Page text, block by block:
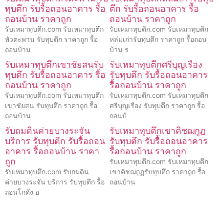
ทุบตึก รับรื้อถอนอาคาร รื้อ
ถอนบ้าน ราคาถูก
รับเหมาทุบตึก.com รับเหมาทุบตึก
หัวตะพาน รับทุบตึก ราคาถูก รื้อ
ถอนบ้าน
ตึก รับรื้อถอนอาคาร รื้อ
ถอนบ้าน ราคาถูก
รับเหมาทุบตึก.com รับเหมาทุบตึก
หล่มเก่ารับทุบตึก ราคาถูก รื้อถอน
บ้าน ร
รับเหมาทุบตึกเขาชัยสนรับ
ทุบตึก รับรื้อถอนอาคาร รื้อ
ถอนบ้าน ราคาถูก
รับเหมาทุบตึก.com รับเหมาทุบตึก
เขาชัยสน รับทุบตึก ราคาถูก รื้อ
ถอนบ้าน
รับเหมาทุบตึกศรีบุญเรือง
รับทุบตึก รับรื้อถอนอาคาร
รื้อถอนบ้าน ราคาถูก
รับเหมาทุบตึก.com รับเหมาทุบตึก
ศรีบุญเรือง รับทุบตึก ราคาถูก รื้อ
ถอนบ้
รับถมดินค่ายบางระจัน
บริการ รับทุบตึก รับรื้อถอน
อาคาร รื้อถอนบ้าน ราคา
ถูก
รับเหมาทุบตึก.com รับถมดิน
ค่ายบางระจัน บริการ รับทุบตึก รื้อ
ถอนโกดัง อ
รับเหมาทุบตึกเขาคิชฌกูฏ
รับทุบตึก รับรื้อถอนอาคาร
รื้อถอนบ้าน ราคาถูก
รับเหมาทุบตึก.com รับเหมาทุบตึก
เขาคิชฌกูฏรับทุบตึก ราคาถูก รื้อ
ถอนบ้าน